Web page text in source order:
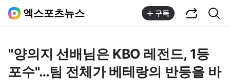
엑스포츠뉴스 구독
"양의지 선배님은 KBO 레전드, 1등
포수"…팀 전체가 베테랑의 반등을 바